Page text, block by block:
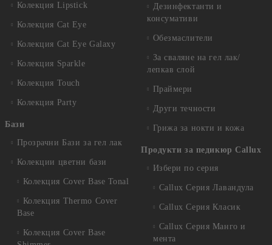
Колекция Lipstick
Колекция Cat Eye
Колекция Cat Eye Galaxy
Колекция Sparkle
Колекция Touch
Колекция Party
Бази
Прозрачни Бази за гел лак
Колекции цветни бази
Колекция Cover Base Tonal
Колекция Thermo Cover
Base
Колекция Cover Base
Дезинфектанти и
консумативи
Обезмаслители
За сваляне на гел лак/
лепкав слой
Праймери
Други течности
Грижа за нокти и кожа
Продукти за педикюр Callux
Избери по серия
Callux Серия Лавандула
Callux Серия Класик
Callux Серия Манго и
мента